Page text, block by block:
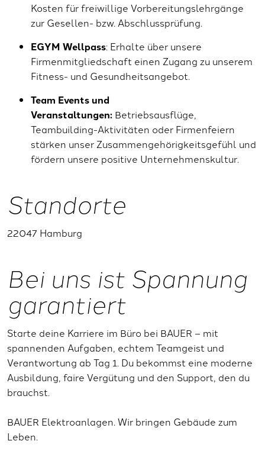
Kosten für freiwillige Vorbereitungslehrgänge
zur Gesellen- bzw. Abschlussprüfung.
EGYM Wellpass: Erhalte über unsere
Firmenmitgliedschaft einen Zugang zu unserem
Fitness- und Gesundheitsangebot.
Team Events und
Veranstaltungen: Betriebsausflüge,
Teambuilding-Aktivitäten oder Firmenfeiern
stärken unser Zusammengehörigkeitsgefühl und
fördern unsere positive Unternehmenskultur.
Standorte
22047 Hamburg
Bei uns ist Spannung
garantiert
Starte deine Karriere im Büro bei BAUER – mit
spannenden Aufgaben, echtem Teamgeist und
Verantwortung ab Tag 1. Du bekommst eine moderne
Ausbildung, faire Vergütung und den Support, den du
brauchst.
BAUER Elektroanlagen. Wir bringen Gebäude zum
Leben.